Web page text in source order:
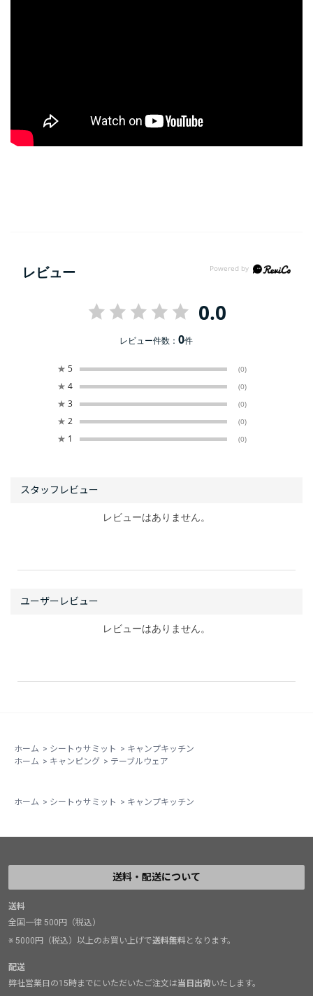
レビュー
0.0
レビュー件数：0件
★ 5 (0)
★ 4 (0)
★ 3 (0)
★ 2 (0)
★ 1 (0)
レビューはありません。
レビューはありません。
ホーム > シートゥサミット > キャンプキッチン
ホーム > キャンピング > テーブルウェア
ホーム > シートゥサミット > キャンプキッチン
送料・配送について
送料
全国一律 500円（税込）
※ 5000円（税込）以上のお買い上げで送料無料となります。
配送
弊社営業日の15時までにいただいたご注文は当日出荷いたします。